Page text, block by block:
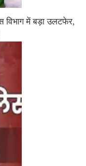
में बड़ा उलटफेर,